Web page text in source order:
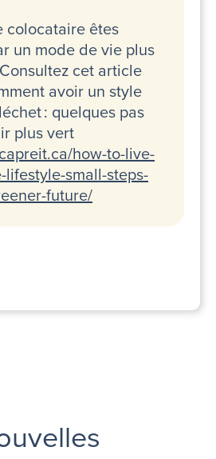
colocataire êtes
un mode de vie plus
cet article
avoir un style
: quelques pas
plus vert
how-to-live-
lifestyle-small-steps-
future/